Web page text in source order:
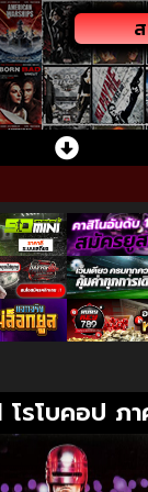
โรโบคอป ภ